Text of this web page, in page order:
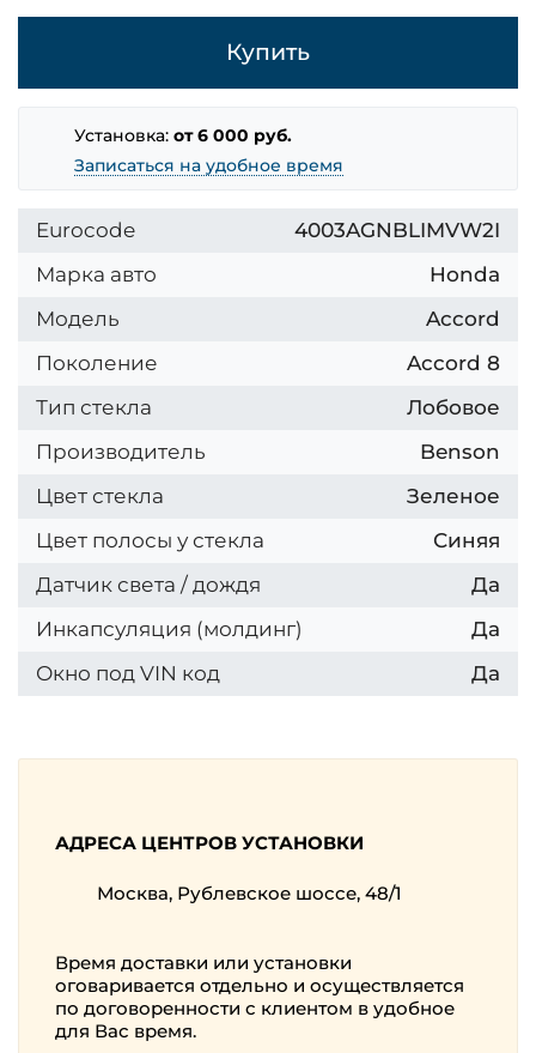
Купить
Установка:от 6 000 руб.
Записаться на удобное время
Eurocode
4003AGNBLIMVW2I
Марка авто
Honda
Модель
Accord
Поколение
Accord 8
Тип стекла
Лобовое
Производитель
Benson
Цвет стекла
Зеленое
Цвет полосы у стекла
Синяя
Датчик света / дождя
Да
Инкапсуляция (молдинг)
Да
Окно под VIN код
Да
АДРЕСА ЦЕНТРОВ УСТАНОВКИ
Москва, Рублевское шоссе, 48/1
Время доставки или установки
оговаривается отдельно и осуществляется
по договоренности с клиентом в удобное
для Вас время.